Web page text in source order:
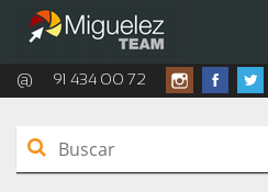
@ 91 434 00 72